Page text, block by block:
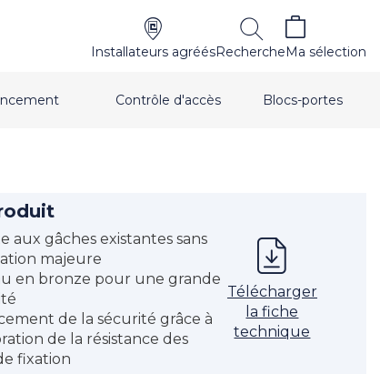
Installateurs agréésRechercheMa sélection
Contrôle d'accès Blocs-portes
aux gâches existantes sans
majeure
en bronze pour une grande
de la sécurité grâce à
de la résistance des
fixation
Télécharger
la fiche
technique